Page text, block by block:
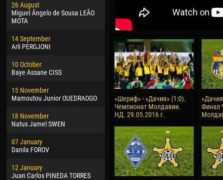
26 August
Miguel Ângelo de Sousa LEÃO
MOTA
14 September
Arli PERGJONI
10 October
Baye Assane CISS
15 November
Mamoutou Junior OUEDRAOGO
18 November
Natus Jamel SWEN
07 January
Danila FOROV
12 January
Juan Carlos PINEDA TORRES
Dhoraso Moreo KLAS
24 February
Vladislav COSTIN
02 March
Veaceslav COZMA
09 March
Emmanuel AFETSE
20 March
Jayder Moreno ASPRILLA
22 March
Samba KONÉ
26 March
Vitor Hugo Morais de OLIVEIRA
24
15
24
28
10
«Шериф» - «Дачия» (1:0).
Чемпионат Молдавии.
НД. 29.05.2016 г.
Финал